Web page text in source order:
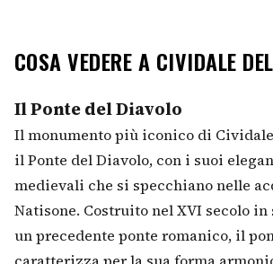
COSA VEDERE A CIVIDALE
Il Ponte del Diavolo
Il monumento più iconico di
il Ponte del Diavolo, con i suoi
medievali che si specchiano nelle
Natisone. Costruito nel XVI secolo
un precedente ponte romanico, il
caratterizza per la sua forma